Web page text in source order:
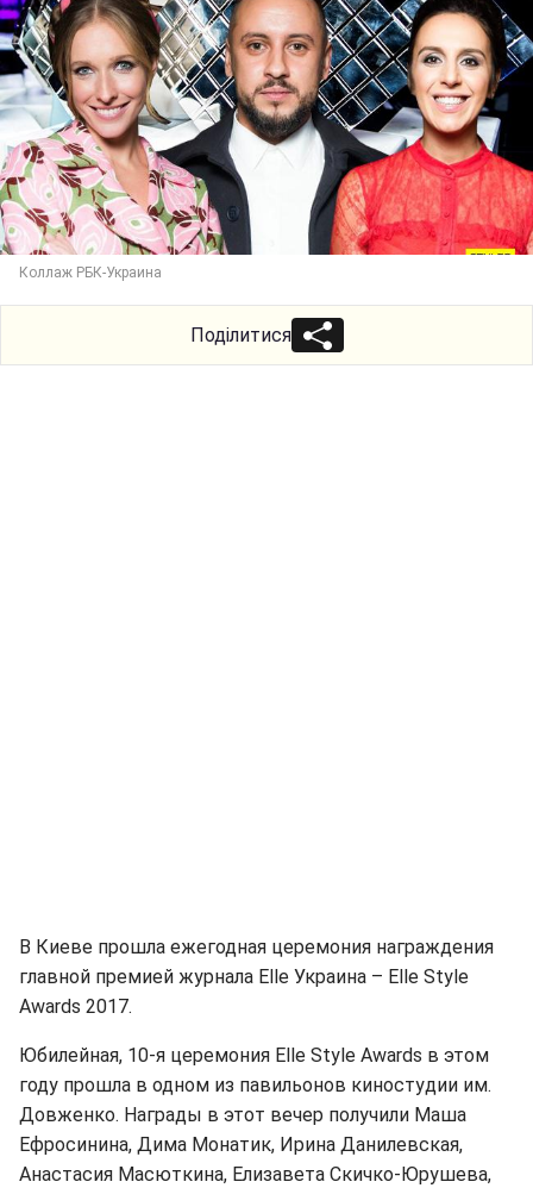
Коллаж РБК-Украина
Поділитися
В Киеве прошла ежегодная церемония награждения
главной премией журнала Elle Украина – Elle Style
Awards 2017.
Юбилейная, 10-я церемония Elle Style Awards в этом
году прошла в одном из павильонов киностудии им.
Довженко. Награды в этот вечер получили Маша
Ефросинина, Дима Монатик, Ирина Данилевская,
Анастасия Масюткина, Елизавета Скичко-Юрушева,